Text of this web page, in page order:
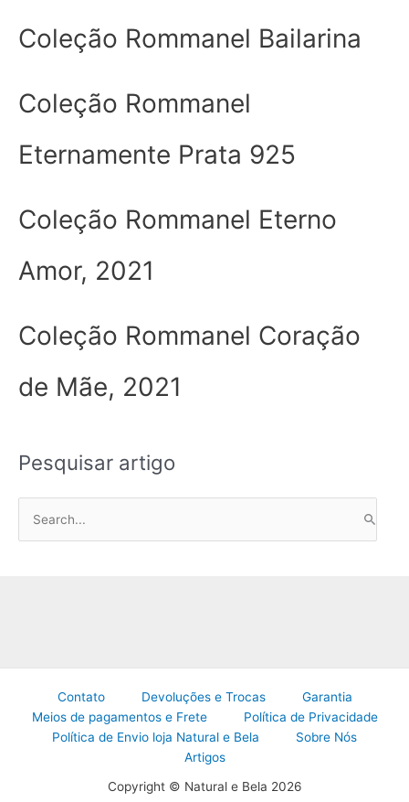
Coleção Rommanel Bailarina
Coleção Rommanel
Eternamente Prata 925
Coleção Rommanel Eterno
Amor, 2021
Coleção Rommanel Coração
de Mãe, 2021
Pesquisar artigo
Contato Devoluções e Trocas
Garantia
Meios de pagamentos e Frete
Política de Privacidade
Política de Envio loja Natural e Bela
Sobre Nós
Artigos
Copyright © Natural e Bela 2026